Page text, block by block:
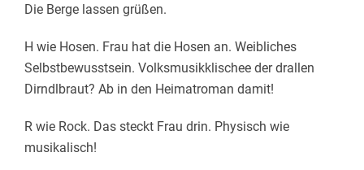
Die Berge lassen grüßen.
H wie Hosen. Frau hat die Hosen an. Weibliches
Selbstbewusstsein. Volksmusikklischee der drallen
Dirndlbraut? Ab in den Heimatroman damit!
R wie Rock. Das steckt Frau drin. Physisch wie
musikalisch!